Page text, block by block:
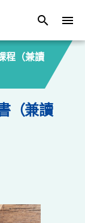
search menu
程（兼讀
（兼讀